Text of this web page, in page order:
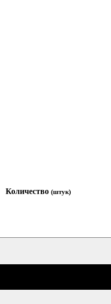
Количество (штук)